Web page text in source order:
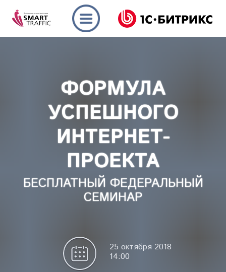
ФОРМУЛА
УСПЕШНОГО
ИНТЕРНЕТ-
ПРОЕКТА
БЕСПЛАТНЫЙ ФЕДЕРАЛЬНЫЙ
СЕМИНАР
25 октября 2018
14:00